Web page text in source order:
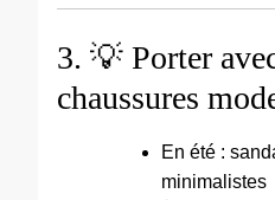
3. 💡 Porter
chaussures
En été :
minimalistes